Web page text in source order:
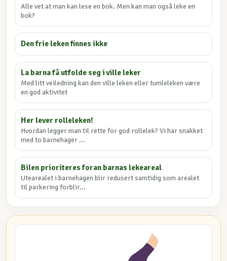
Alle vet at man kan lese en bok. Men kan man også leke en
bok?
Den frie leken finnes ikke
La barna få utfolde seg i ville leker
Med litt veiledning kan den ville leken eller tumleleken være
en god aktivitet
Her lever rolleleken!
Hvordan legger man til rette for god rollelek? Vi har snakket
med to barnehager ...
Bilen prioriteres foran barnas lekeareal
Utearealet i barnehagen blir redusert samtidig som arealet
til parkering forblir...